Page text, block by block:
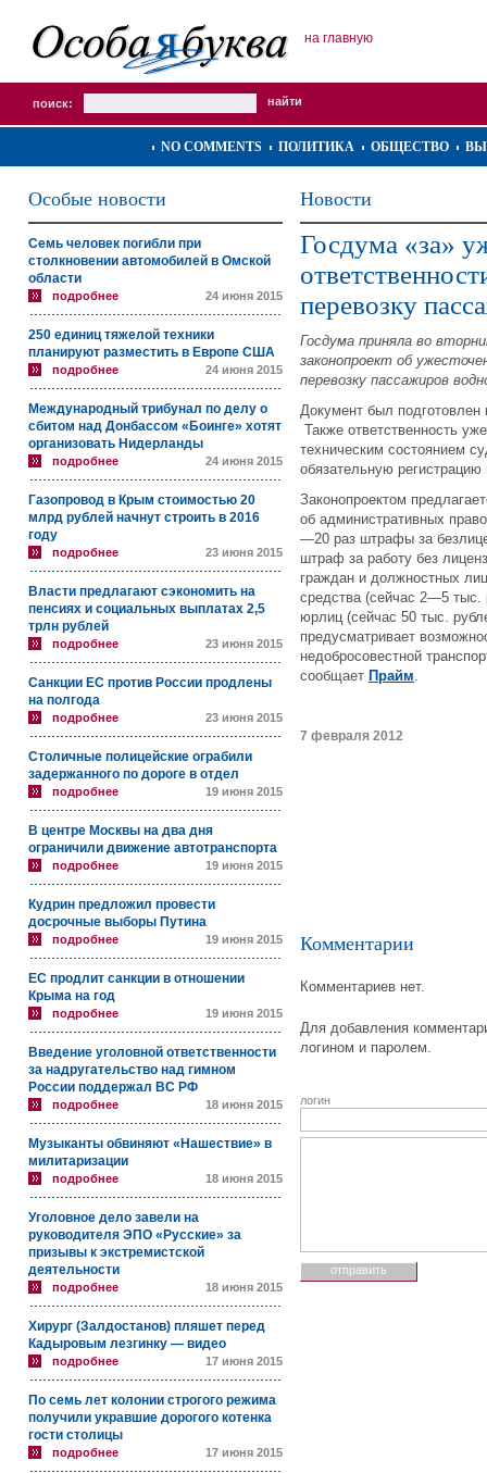
на главную
поиск:
NO COMMENTS ПОЛИТИКА ОБЩЕСТВО
Особые новости
Семь человек погибли при
столкновении автомобилей в Омской
области
подробнее 24 июня 2015
250 единиц тяжелой техники
планируют разместить в Европе США
подробнее 24 июня 2015
Международный трибунал по делу о
сбитом над Донбассом «Боинге» хотят
организовать Нидерланды
подробнее 24 июня 2015
Газопровод в Крым стоимостью 20
млрд рублей начнут строить в 2016
году
подробнее 23 июня 2015
Власти предлагают сэкономить на
пенсиях и социальных выплатах 2,5
трлн рублей
подробнее 23 июня 2015
Санкции ЕС против России продлены
на полгода
подробнее 23 июня 2015
Столичные полицейские ограбили
задержанного по дороге в отдел
подробнее 19 июня 2015
В центре Москвы на два дня
ограничили движение автотранспорта
подробнее 19 июня 2015
Кудрин предложил провести
досрочные выборы Путина
подробнее 19 июня 2015
ЕС продлит санкции в отношении
Крыма на год
подробнее 19 июня 2015
Введение уголовной ответственности
за надругательство над гимном
России поддержал ВС РФ
подробнее 18 июня 2015
Музыканты обвиняют «Нашествие» в
милитаризации
подробнее 18 июня 2015
Уголовное дело завели на
руководителя ЭПО «Русские» за
призывы к экстремистской
деятельности
подробнее 18 июня 2015
Хирург (Залдостанов) пляшет перед
Кадыровым лезгинку — видео
подробнее 17 июня 2015
По семь лет колонии строгого режима
получили укравшие дорогого котенка
гости столицы
подробнее 17 июня 2015
Новости
Госдума «за»
перевозку
Госдума приняла во
законопроект об
перевозку пассажиров
Документ был
Также ответственность
техническим состоянием
обязательную
Законопроектом
об административных
—20 раз штрафы за
штраф за работу без
граждан и должностных
средства (сейчас 2—5
юрлиц (сейчас 50 тыс.
предусматривает
недобросовестной
сообщает Прайм.
7 февраля 2012
Комментарии
Комментариев нет.
Для добавления
логином и паролем.
логин